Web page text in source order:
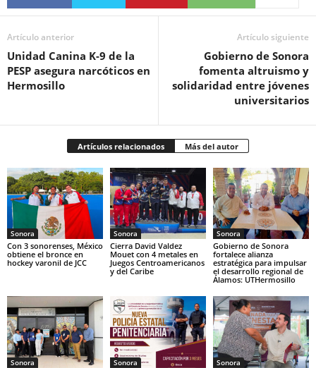
Artículo anterior
Unidad Canina K-9 de la
PESP asegura narcóticos en
Hermosillo
Artículo siguiente
Gobierno de Sonora
fomenta altruismo y
solidaridad entre jóvenes
universitarios
Artículos relacionados Más del autor
Sonora
Con 3 sonorenses, México
obtiene el bronce en
hockey varonil de JCC
Sonora
Cierra David Valdez
Mouet con 4 metales en
Juegos Centroamericanos
y del Caribe
Sonora
Gobierno de Sonora
fortalece alianza
estratégica para impulsar
el desarrollo regional de
Álamos: UTHermosillo
Sonora Sonora Sonora